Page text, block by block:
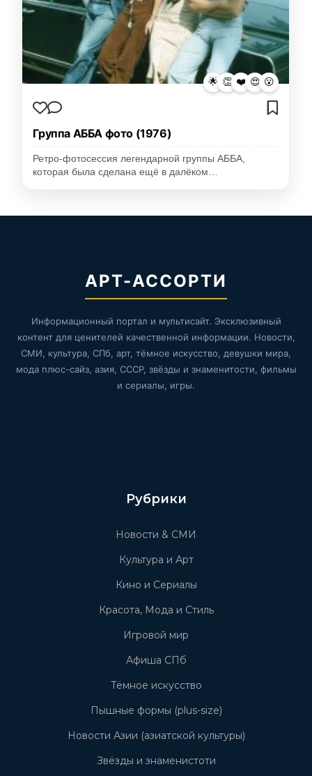
🌟 👏 ❤️ 😍 😮
Группа АББА фото (1976)
Ретро-фотосессия легендарной группы АББА,
которая была сделана ещё в далёком…
АРТ-АССОРТИ
Информационный портал и мультисайт. Эксклюзивный
контент для ценителей качественной информации. Новости,
СМИ, культура, СПб, арт, тёмное искусство, девушки мира,
мода плюс-сайз, азия, СССР, звёзды и знаменитости, фильмы
и сериалы, игры.
Рубрики
Новости & СМИ
Культура и Арт
Кино и Сериалы
Красота, Мода и Стиль
Игровой мир
Афиша СПб
Тёмное искусство
Пышные формы (plus-size)
Новости Азии (азиатской культуры)
Звёзды и знаменистоти